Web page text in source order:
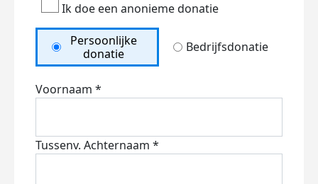
Ik doe een anonieme donatie
Persoonlijke
donatie
Bedrijfsdonatie
Voornaam *
Tussenv. Achternaam *